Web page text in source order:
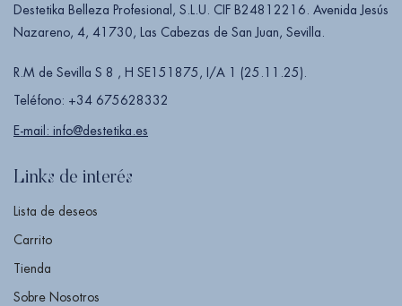
Destetika Belleza Profesional, S.L.U. CIF B24812216. Avenida Jesús
Nazareno, 4, 41730, Las Cabezas de San Juan, Sevilla.
R.M de Sevilla S 8 , H SE151875, I/A 1 (25.11.25).
Teléfono: +34 675628332
E-mail: info@destetika.es
Links de interés
Lista de deseos
Carrito
Tienda
Sobre Nosotros